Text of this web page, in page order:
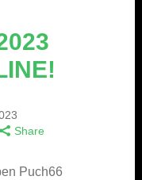
Share
Puch66